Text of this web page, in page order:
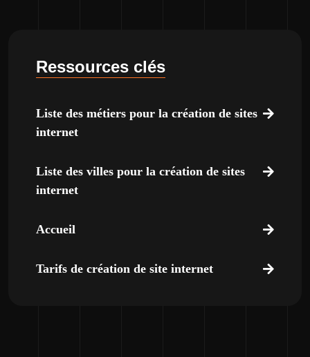
Ressources clés
Liste des métiers pour la création de sites
internet
Liste des villes pour la création de sites
internet
Accueil
Tarifs de création de site internet